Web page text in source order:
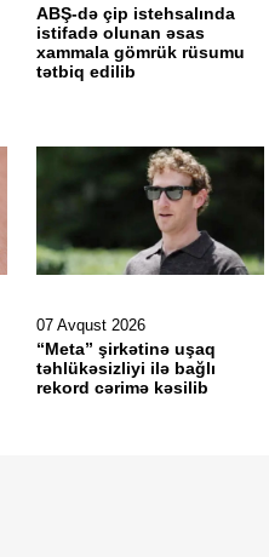
ABŞ-də çip istehsalında
istifadə olunan əsas
xammala gömrük rüsumu
tətbiq edilib
07 Avqust 2026
“Meta” şirkətinə uşaq
təhlükəsizliyi ilə bağlı
rekord cərimə kəsilib